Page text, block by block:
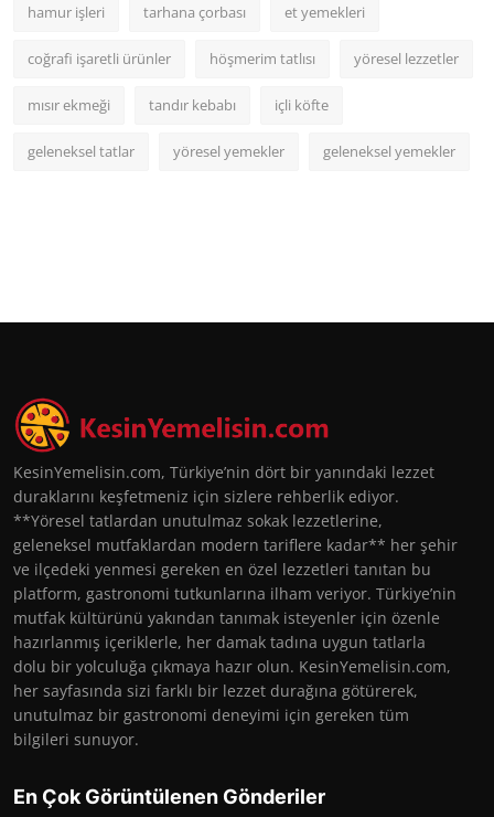
hamur işleri tarhana çorbası et yemekleri
coğrafi işaretli ürünler höşmerim tatlısı yöresel lezzetler
mısır ekmeği tandır kebabı içli köfte
geleneksel tatlar yöresel yemekler geleneksel yemekler
KesinYemelisin.com, Türkiye’nin dört bir yanındaki lezzet
duraklarını keşfetmeniz için sizlere rehberlik ediyor.
**Yöresel tatlardan unutulmaz sokak lezzetlerine,
geleneksel mutfaklardan modern tariflere kadar** her şehir
ve ilçedeki yenmesi gereken en özel lezzetleri tanıtan bu
platform, gastronomi tutkunlarına ilham veriyor. Türkiye’nin
mutfak kültürünü yakından tanımak isteyenler için özenle
hazırlanmış içeriklerle, her damak tadına uygun tatlarla
dolu bir yolculuğa çıkmaya hazır olun. KesinYemelisin.com,
her sayfasında sizi farklı bir lezzet durağına götürerek,
unutulmaz bir gastronomi deneyimi için gereken tüm
bilgileri sunuyor.
En Çok Görüntülenen Gönderiler